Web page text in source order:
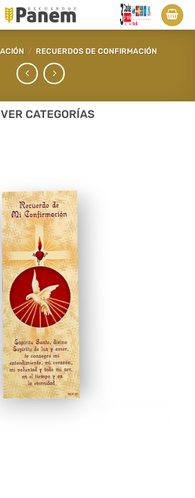
/ RECUERDOS DE CONFIRMACIÓN
VER CATEGORÍAS